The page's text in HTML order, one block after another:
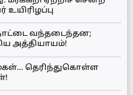
உயிரிழப்பு
நாட்டை வந்தடைந்தன;
அத்தியாயம்!
தெரிந்துகொள்ள